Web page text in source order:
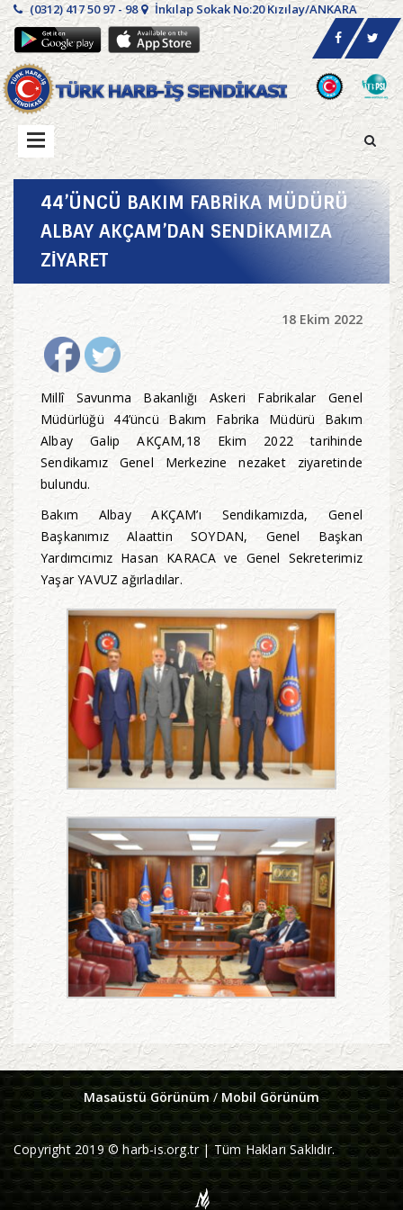
(0312) 417 50 97 - 98 İnkılap Sokak No:20 Kızılay/ANKARA
44’ÜNCÜ BAKIM FABRİKA MÜDÜRÜ
ALBAY AKÇAM’DAN SENDİKAMIZA
ZİYARET
18 Ekim 2022
Millî Savunma Bakanlığı Askeri Fabrikalar Genel
Müdürlüğü 44’üncü Bakım Fabrika Müdürü Bakım
Albay Galip AKÇAM,18 Ekim 2022 tarihinde
Sendikamız Genel Merkezine nezaket ziyaretinde
bulundu.
Bakım Albay AKÇAM’ı Sendikamızda, Genel
Başkanımız Alaattin SOYDAN, Genel Başkan
Yardımcımız Hasan KARACA ve Genel Sekreterimiz
Yaşar YAVUZ ağırladılar.
Masaüstü Görünüm/ Mobil Görünüm
Copyright 2019 © harb-is.org.tr | Tüm Hakları Saklıdır.